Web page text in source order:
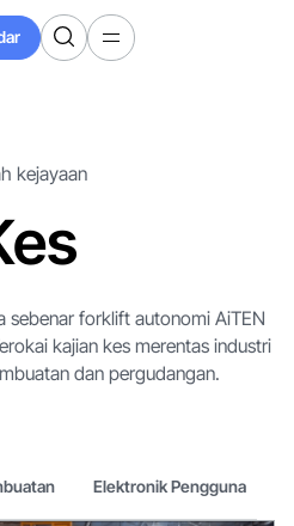
kejayaan
sebenar forklift autonomi AiTEN
kajian kes merentas industri
dan pergudangan.
Elektronik Pengguna